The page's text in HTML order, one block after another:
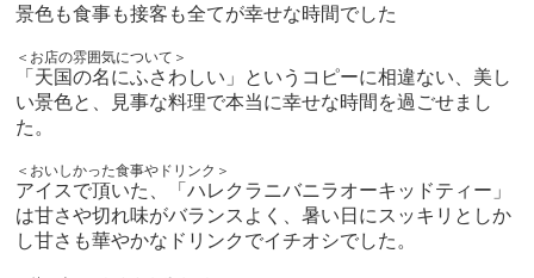
景色も食事も接客も全てが幸せな時間でした
＜お店の雰囲気について＞
「天国の名にふさわしい」というコピーに相違ない、美し
い景色と、見事な料理で本当に幸せな時間を過ごせまし
た。
＜おいしかった食事やドリンク＞
アイスで頂いた、「ハレクラニバニラオーキッドティー」
は甘さや切れ味がバランスよく、暑い日にスッキリとしか
し甘さも華やかなドリンクでイチオシでした。